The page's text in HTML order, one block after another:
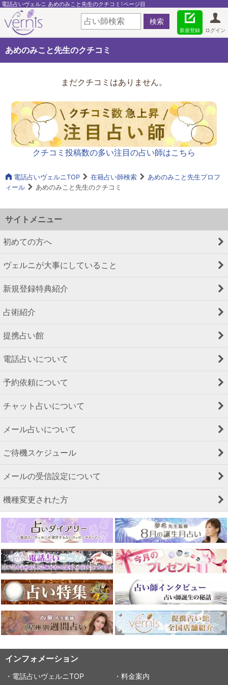
電話占いヴェルニ あめのみこと先生のクチコミ1ページ目
ログイン
新規登録
あめのみこと先生のクチコミ
まだクチコミはありません。
クチコミ投稿数の多い注目の占い師はこちら
電話占いヴェルニTOP 在籍占い師検索
あめのみこと先生プロフ
ィール
あめのみこと先生のクチコミ
サイトメニュー
初めての方へ
ヴェルニが大事にしていること
新規登録特典紹介
占術紹介
提携占い館
電話占いについて
予約依頼について
チャット占いについて
メール占いについて
ご待機スケジュール
メールの受信設定について
機種変更された方
インフォメーション
・電話占いヴェルニTOP ・料金案内